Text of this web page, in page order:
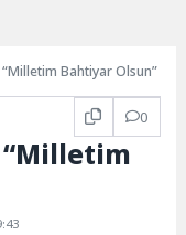
“Milletim Bahtiyar Olsun”
0
“Milletim